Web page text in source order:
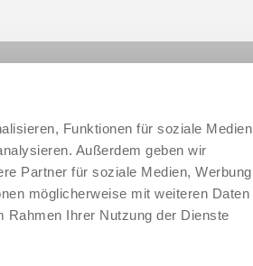
Funktionen für soziale Medien
Außerdem geben wir
Partner für soziale Medien, Werbung
möglicherweise mit weiteren Daten
Rahmen Ihrer Nutzung der Dienste